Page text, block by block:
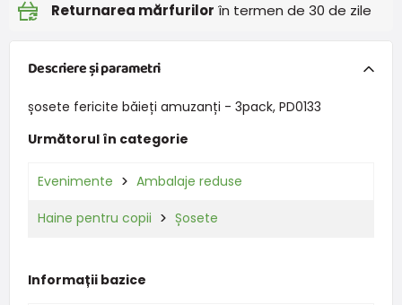
Returnarea mărfurilor în termen de 30 de zile
Descriere și parametri
șosete fericite băieți amuzanți - 3pack, PD0133
Următorul în categorie
Evenimente Ambalaje reduse
Haine pentru copii Șosete
Informații bazice